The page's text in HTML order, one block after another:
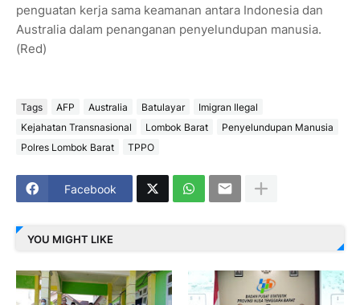
penguatan kerja sama keamanan antara Indonesia dan
Australia dalam penanganan penyelundupan manusia.
(Red)
Tags AFP Australia Batulayar
Imigran Ilegal
Kejahatan Transnasional
Lombok Barat
Penyelundupan Manusia
Polres Lombok Barat
TPPO
Facebook
YOU MIGHT LIKE